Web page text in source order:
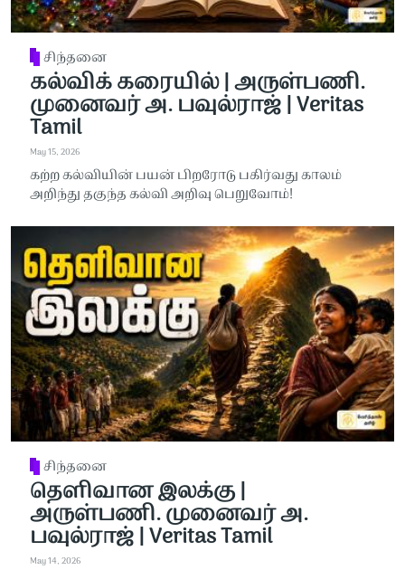
சிந்தனை
கல்விக் கரையில் | அருள்பணி.
முனைவர் அ. பவுல்ராஜ் | Veritas
Tamil
May 15, 2026
கற்ற கல்வியின் பயன் பிறரோடு பகிர்வது காலம்
அறிந்து தகுந்த கல்வி அறிவு பெறுவோம்!
சிந்தனை
தெளிவான இலக்கு |
அருள்பணி. முனைவர் அ.
பவுல்ராஜ் | Veritas Tamil
May 14, 2026